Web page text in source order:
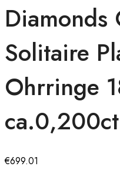
Diamonds
Solitaire
Ohrringe
€699.01